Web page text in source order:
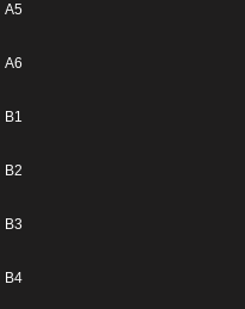
A5
A6
B1
B2
B3
B4